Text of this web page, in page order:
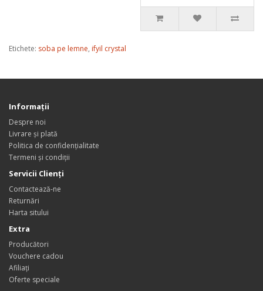
Etichete: soba pe lemne, ifyil crystal
Informaţii
Despre noi
Livrare și plată
Politica de confidențialitate
Termeni și condiții
Servicii Clienţi
Contactează-ne
Returnări
Harta sitului
Extra
Producători
Vouchere cadou
Afiliaţi
Oferte speciale